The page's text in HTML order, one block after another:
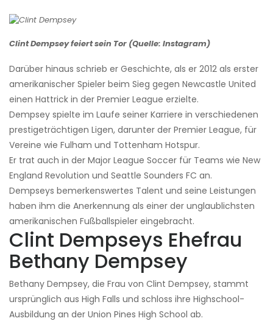
Clint Dempsey feiert sein Tor (Quelle: Instagram)
Darüber hinaus schrieb er Geschichte, als er 2012 als erster
amerikanischer Spieler beim Sieg gegen Newcastle United
einen Hattrick in der Premier League erzielte.
Dempsey spielte im Laufe seiner Karriere in verschiedenen
prestigeträchtigen Ligen, darunter der Premier League, für
Vereine wie Fulham und Tottenham Hotspur.
Er trat auch in der Major League Soccer für Teams wie New
England Revolution und Seattle Sounders FC an.
Dempseys bemerkenswertes Talent und seine Leistungen
haben ihm die Anerkennung als einer der unglaublichsten
amerikanischen Fußballspieler eingebracht.
Clint Dempseys Ehefrau
Bethany Dempsey
Bethany Dempsey, die Frau von Clint Dempsey, stammt
ursprünglich aus High Falls und schloss ihre Highschool-
Ausbildung an der Union Pines High School ab.